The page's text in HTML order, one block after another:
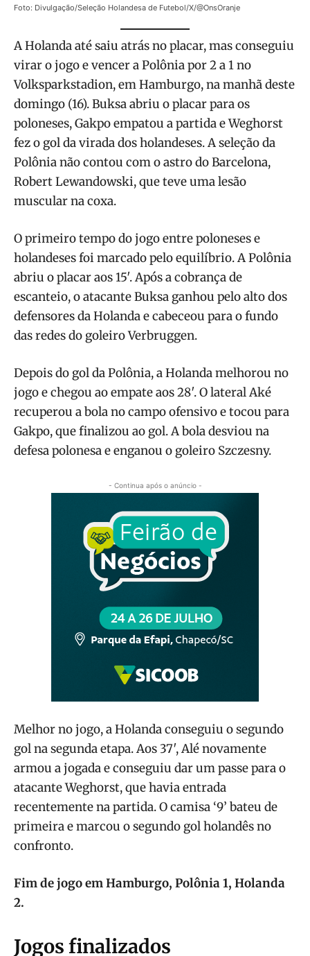
Foto: Divulgação/Seleção Holandesa de Futebol/X/@OnsOranje
A Holanda até saiu atrás no placar, mas conseguiu
virar o jogo e vencer a Polônia por 2 a 1 no
Volksparkstadion, em Hamburgo, na manhã deste
domingo (16). Buksa abriu o placar para os
poloneses, Gakpo empatou a partida e Weghorst
fez o gol da virada dos holandeses. A seleção da
Polônia não contou com o astro do Barcelona,
Robert Lewandowski, que teve uma lesão
muscular na coxa.
O primeiro tempo do jogo entre poloneses e
holandeses foi marcado pelo equilíbrio. A Polônia
abriu o placar aos 15′. Após a cobrança de
escanteio, o atacante Buksa ganhou pelo alto dos
defensores da Holanda e cabeceou para o fundo
das redes do goleiro Verbruggen.
Depois do gol da Polônia, a Holanda melhorou no
jogo e chegou ao empate aos 28′. O lateral Aké
recuperou a bola no campo ofensivo e tocou para
Gakpo, que finalizou ao gol. A bola desviou na
defesa polonesa e enganou o goleiro Szczesny.
- Continua após o anúncio -
Melhor no jogo, a Holanda conseguiu o segundo
gol na segunda etapa. Aos 37′, Alé novamente
armou a jogada e conseguiu dar um passe para o
atacante Weghorst, que havia entrada
recentemente na partida. O camisa ‘9’ bateu de
primeira e marcou o segundo gol holandês no
confronto.
Fim de jogo em Hamburgo, Polônia 1, Holanda
2.
Jogos finalizados